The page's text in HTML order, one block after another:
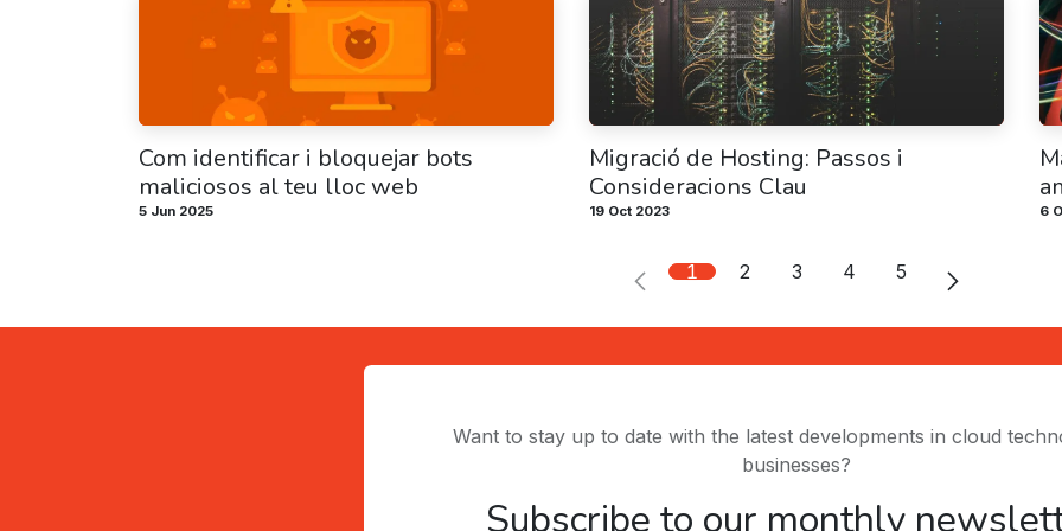
Com identificar i bloquejar bots
maliciosos al teu lloc web
5 Jun 2025
Migració de Hosting: Passos i
Consideracions Clau
19 Oct 2023 6
1 2 3 4 5
Want to stay up to date with the latest developments in cloud
businesses?
Subscribe to our monthly